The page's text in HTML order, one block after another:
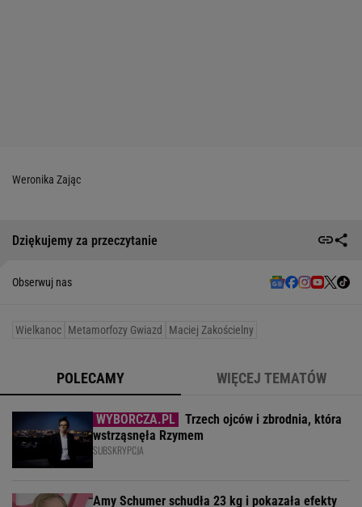
Weronika Zając
Dziękujemy za przeczytanie
Obserwuj nas
Wielkanoc Metamorfozy Gwiazd Maciej Zakościelny
POLECAMY WIĘCEJ TEMATÓW
Trzech ojców i zbrodnia, która
wstrząsnęła Rzymem
SUBSKRYPCJA
Amy Schumer schudła 23 kg i pokazała efekty